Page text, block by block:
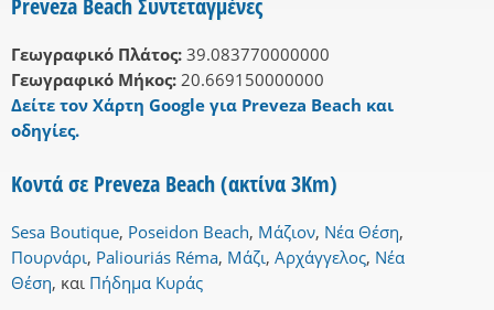
Preveza Beach Συντεταγμένες
Γεωγραφικό Πλάτος: 39.083770000000
Γεωγραφικό Μήκος: 20.669150000000
Δείτε τον Χάρτη Google για Preveza Beach και
οδηγίες.
Κοντά σε Preveza Beach (ακτίνα 3Km)
Sesa Boutique, Poseidon Beach, Μάζιον, Νέα Θέση,
Πουρνάρι, Paliouriás Réma, Μάζι, Αρχάγγελος, Νέα
Θέση, και Πήδημα Κυράς